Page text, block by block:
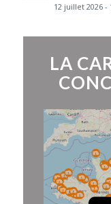
12 juillet 2026 -
LA